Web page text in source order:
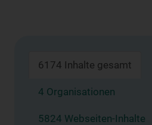
6174 Inhalte gesamt
4 Organisationen
5824 Webseiten-Inhalte